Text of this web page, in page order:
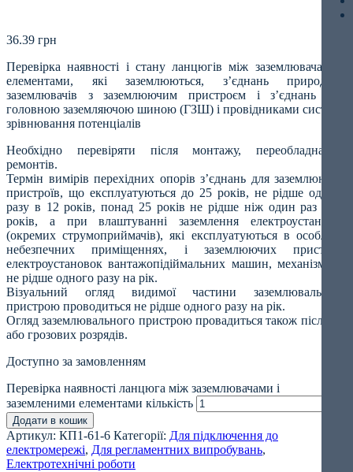
36.39 грн
Перевірка наявності і стану ланцюгів між заземлювачами і
елементами, які заземлюються, з’єднань природних
заземлювачів з заземлюючим пристроєм і з’єднань між
головною заземляючою шиною (ГЗШ) і провідниками системи
зрівнювання потенціалів
Необхідно перевіряти після монтажу, переобладнання,
ремонтів.
Термін вимірів перехідних опорів з’єднань для заземлюючих
пристроїв, що експлуатуються до 25 років, не рідше одного
разу в 12 років, понад 25 років не рідше ніж один раз на 6
років, а при влаштуванні заземлення електроустановок
(окремих струмоприймачів), які експлуатуються в особливо
небезпечних приміщеннях, і заземлюючих пристроїв
електроустановок вантажопідіймальних машин, механізмів –
не рідше одного разу на рік.
Візуальний огляд видимої частини заземлювального
пристрою проводиться не рідше одного разу на рік.
Огляд заземлювального пристрою провадиться також після КЗ
або грозових розрядів.
Доступно за замовленням
Перевірка наявності ланцюга між заземлювачами і
заземленими елементами кількість
Додати в кошик
Артикул: КП1-61-6 Категорії: Для підключення до
електромережі, Для регламентних випробувань,
Електротехнічні роботи